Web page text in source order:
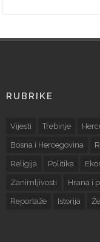
RUBRIKE
Vijesti Trebinje
Bosna i Hercegovina
Religija Politika
Zanimljivosti Hrana i
Reportaže Istorija